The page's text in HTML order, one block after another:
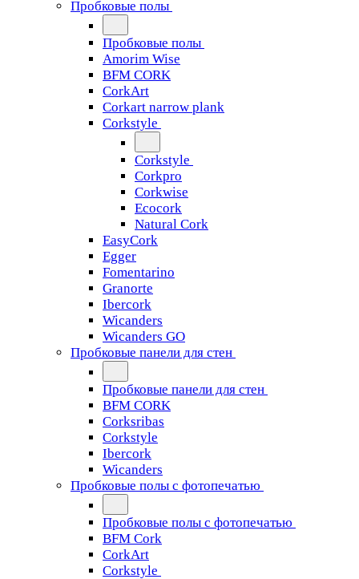
Пробковые полы
Пробковые полы
Amorim Wise
BFM CORK
CorkArt
Corkart narrow plank
Corkstyle
Corkstyle
Corkpro
Corkwise
Ecocork
Natural Cork
EasyCork
Egger
Fomentarino
Granorte
Ibercork
Wicanders
Wicanders GO
Пробковые панели для стен
Пробковые панели для стен
BFM CORK
Corksribas
Corkstyle
Ibercork
Wicanders
Пробковые полы с фотопечатью
Пробковые полы с фотопечатью
BFM Cork
CorkArt
Corkstyle